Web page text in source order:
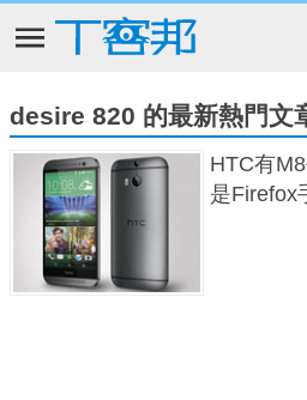
desire 820 的最新熱門文
HTC有
是Firefox